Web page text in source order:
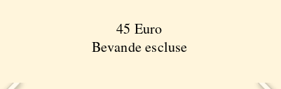
45 Euro
Bevande escluse